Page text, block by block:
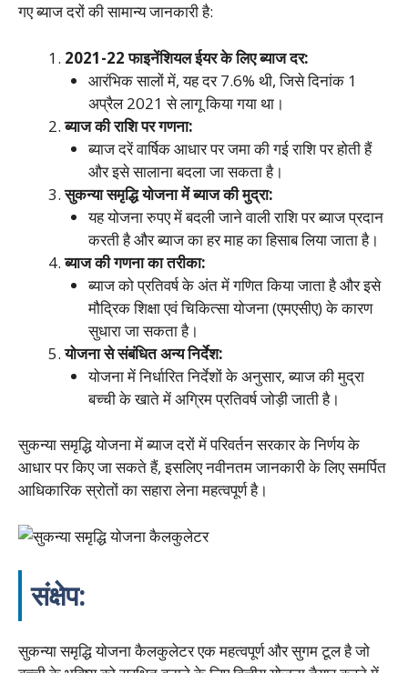
गए ब्याज दरों की सामान्य जानकारी है:
2021-22 फाइनेंशियल ईयर के लिए ब्याज दर:
आरंभिक सालों में, यह दर 7.6% थी, जिसे दिनांक 1
अप्रैल 2021 से लागू किया गया था।
ब्याज की राशि पर गणना:
ब्याज दरें वार्षिक आधार पर जमा की गई राशि पर होती हैं
और इसे सालाना बदला जा सकता है।
सुकन्या समृद्धि योजना में ब्याज की मुद्रा:
यह योजना रुपए में बदली जाने वाली राशि पर ब्याज प्रदान
करती है और ब्याज का हर माह का हिसाब लिया जाता है।
ब्याज की गणना का तरीका:
ब्याज को प्रतिवर्ष के अंत में गणित किया जाता है और इसे
मौद्रिक शिक्षा एवं चिकित्सा योजना (एमएसीए) के कारण
सुधारा जा सकता है।
योजना से संबंधित अन्य निर्देश:
योजना में निर्धारित निर्देशों के अनुसार, ब्याज की मुद्रा
बच्ची के खाते में अग्रिम प्रतिवर्ष जोड़ी जाती है।
सुकन्या समृद्धि योजना में ब्याज दरों में परिवर्तन सरकार के निर्णय के
आधार पर किए जा सकते हैं, इसलिए नवीनतम जानकारी के लिए समर्पित
आधिकारिक स्रोतों का सहारा लेना महत्वपूर्ण है।
संक्षेप:
सुकन्या समृद्धि योजना कैलकुलेटर एक महत्वपूर्ण और सुगम टूल है जो